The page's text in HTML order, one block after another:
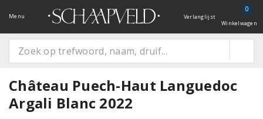
Menu Verlanglijst
0
Winkelwagen
Château Puech-Haut Languedoc
Argali Blanc 2022